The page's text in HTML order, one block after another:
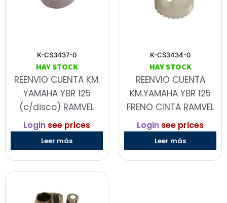
K-CS3437-0
HAY STOCK
REENVIO CUENTA KM.
YAMAHA YBR 125
(c/disco) RAMVEL
Login see prices
Leer más
K-CS3434-0
HAY STOCK
REENVIO CUENTA
KM.YAMAHA YBR 125
FRENO CINTA RAMVEL
Login see prices
Leer más